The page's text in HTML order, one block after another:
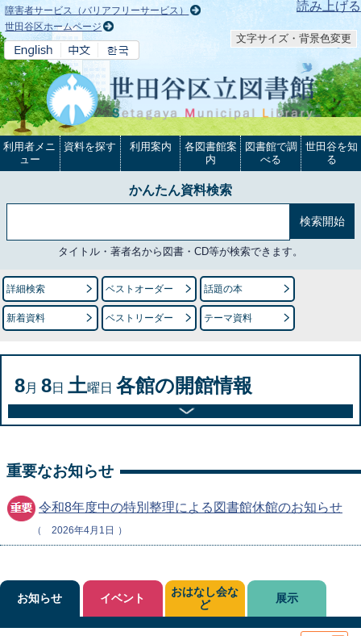
本文へ 読み上げる
障害者サービス（バリアフリーサービス）
世田谷区ホームページ
文字サイズ・背景色変更
利用者メニ
ュー
資料を探す 利用案内
各図書館案
内
図書館で調
べる
世田谷を知
る
かんたん資料検索
タイトル・著者名から図書・CD等が検索できます。
詳細検索 ベストオーダー 話題の本
新着資料 ベストリーダー テーマ資料
8月 8日 土曜日 各館の開館情報
重要なお知らせ
令和8年度中の特別整理による図書館休館のお知らせ
2026年4月1日
お知らせ イベント
おはなし会な
ど
展示